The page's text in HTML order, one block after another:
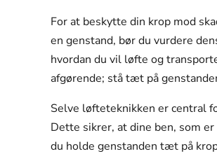
For at beskytte din krop mod
en genstand, bør du vurdere
hvordan du vil løfte og
afgørende; stå tæt på
Selve løfteteknikken er central
Dette sikrer, at dine ben, som
du holde genstanden tæt på